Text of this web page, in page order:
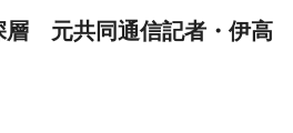
層 元共同通信記者・伊高